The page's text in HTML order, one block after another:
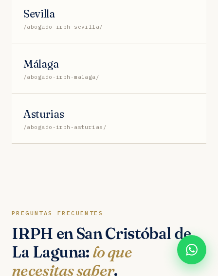
Sevilla
/abogado-irph-sevilla/
Málaga
/abogado-irph-malaga/
Asturias
/abogado-irph-asturias/
PREGUNTAS FRECUENTES
IRPH en San Cristóbal de
La Laguna: lo que
necesitas saber.